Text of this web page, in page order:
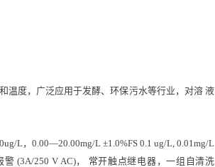
温度，广泛应用于发酵、环保污水等行业，对溶液
L，0.00—20.00mg/L±1.0%FS 0.1 ug/L, 0.01mg/L
(3A/250 V AC)， 常开触点继电器，一组自清洗